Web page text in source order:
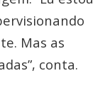
Mas as
conta.